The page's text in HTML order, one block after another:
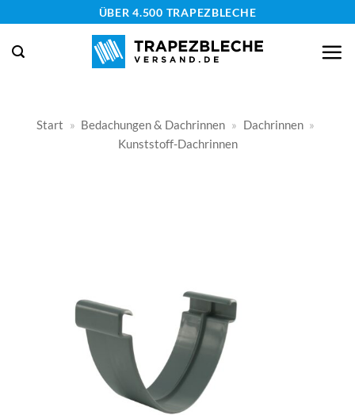
springen
ÜBER 4.500 TRAPEZBLECHE
Start » Bedachungen & Dachrinnen » Dachrinnen »
Kunststoff-Dachrinnen